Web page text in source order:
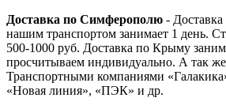
Доставка по Симферополю -
нашим транспортом занимает 1 день.
500-1000 руб. Доставка по Крыму
просчитываем индивидуально. А так же
Транспортными компаниями
«Новая линия», «ПЭК» и др.